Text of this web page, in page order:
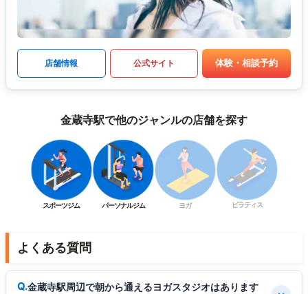
店舗情報 公式サイト 体験・相談予約
金蔵寺駅で他のジャンルの店舗を探す
スポーツジム パーソナルジム ヨガ ピラティス
よくある質問
金蔵寺駅周辺で朝から通えるヨガスタジオはあります